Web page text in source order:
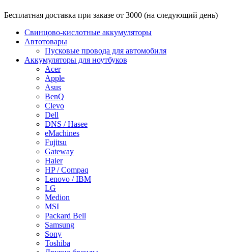
Бесплатная доставка при заказе от 3000 (на следующий день)
Cвинцово-кислотные аккумуляторы
Автотовары
Пусковые провода для автомобиля
Аккумуляторы для ноутбуков
Acer
Apple
Asus
BenQ
Clevo
Dell
DNS / Hasee
eMachines
Fujitsu
Gateway
Haier
HP / Compaq
Lenovo / IBM
LG
Medion
MSI
Packard Bell
Samsung
Sony
Toshiba